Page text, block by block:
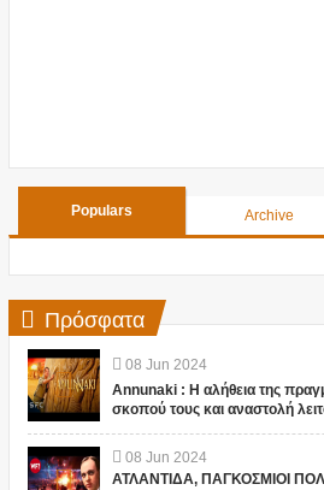
Populars Archive
Πρόσφατα
08 Jun 2024
Annunaki : Η αλήθεια της
σκοπού τους και αναστολή
08 Jun 2024
ΑΤΛΑΝΤΙΔΑ, ΠΑΓΚΟΣΜΙΟΙ